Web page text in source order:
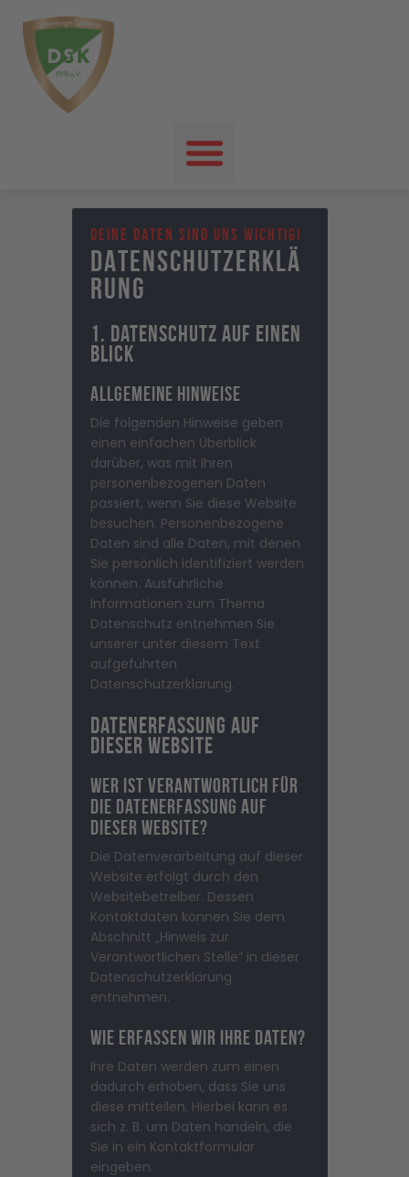
Unser Verein
Unser Sport
Impressum
Datenschutz
DEINE DATEN SIND UNS WICHTIG!
DATENSCHUTZERKLÄ
RUNG
1. Datenschutz auf einen
Blick
Allgemeine Hinweise
Die folgenden Hinweise geben
einen einfachen Überblick
darüber, was mit Ihren
personenbezogenen Daten
passiert, wenn Sie diese Website
besuchen. Personenbezogene
Daten sind alle Daten, mit denen
Sie persönlich identifiziert werden
können. Ausführliche
Informationen zum Thema
Datenschutz entnehmen Sie
unserer unter diesem Text
aufgeführten
Datenschutzerklärung.
Datenerfassung auf
dieser Website
Wer ist verantwortlich für
die Datenerfassung auf
dieser Website?
Die Datenverarbeitung auf dieser
Website erfolgt durch den
Websitebetreiber. Dessen
Kontaktdaten können Sie dem
Abschnitt „Hinweis zur
Verantwortlichen Stelle“ in dieser
Datenschutzerklärung
entnehmen.
Wie erfassen wir Ihre Daten?
Ihre Daten werden zum einen
dadurch erhoben, dass Sie uns
diese mitteilen. Hierbei kann es
sich z. B. um Daten handeln, die
Sie in ein Kontaktformular
eingeben.